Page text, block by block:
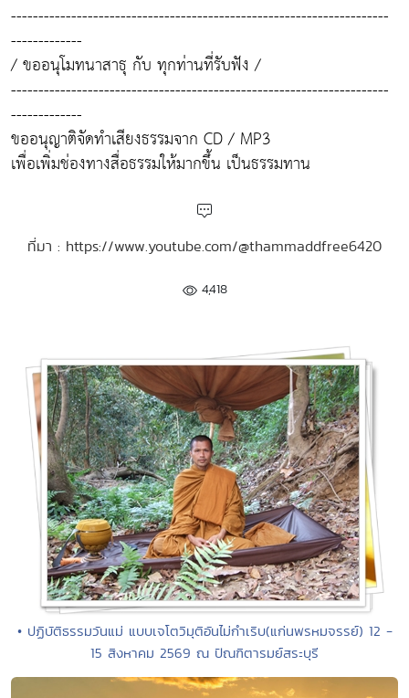
---------------------------------------------------------------------
-------------
/ ขออนุโมทนาสาธุ กับ ทุกท่านที่รับฟัง /
---------------------------------------------------------------------
-------------
ขออนุญาติจัดทำเสียงธรรมจาก CD / MP3
เพื่อเพิ่มช่องทางสื่อธรรมให้มากขึ้น เป็นธรรมทาน
ที่มา : https://www.youtube.com/@thammaddfree6420
4,418
• ปฏิบัติธรรมวันแม่ แบบเจโตวิมุติอันไม่กำเริบ(แก่นพรหมจรรย์) 12 -
15 สิงหาคม 2569 ณ ปัณฑิตารมย์สระบุรี